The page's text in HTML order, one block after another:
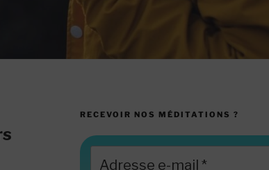
RECEVOIR NOS MÉDITATIONS ?